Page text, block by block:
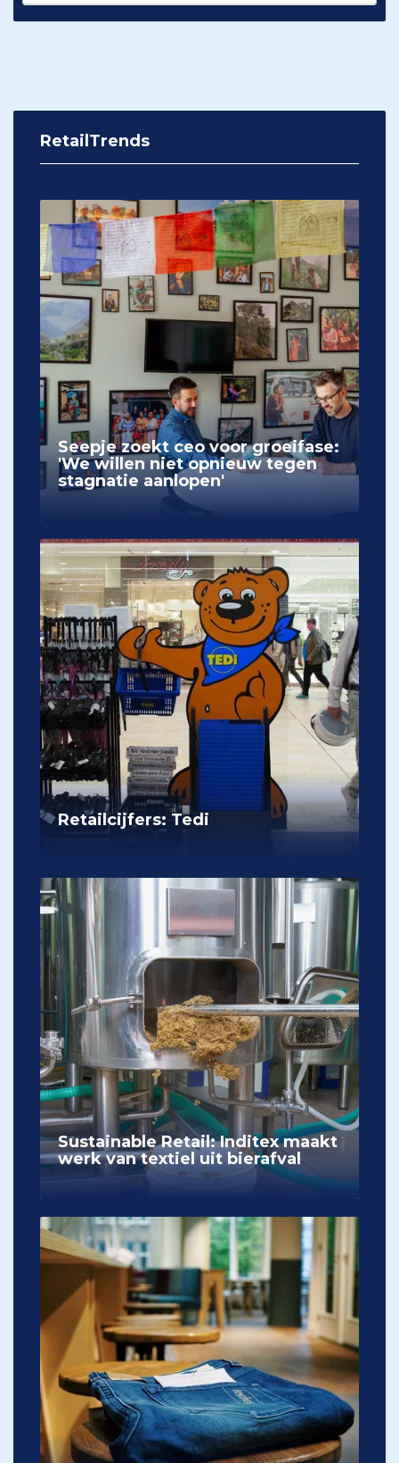
RetailTrends
Seepje zoekt ceo voor groeifase:
'We willen niet opnieuw tegen
stagnatie aanlopen'
Retailcijfers: Tedi
Sustainable Retail: Inditex maakt
werk van textiel uit bierafval